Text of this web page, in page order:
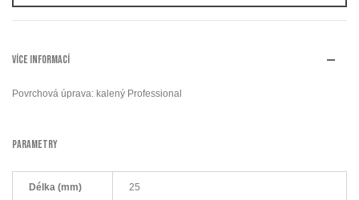
VÍCE INFORMACÍ
Povrchová úprava: kalený Professional
PARAMETRY
Délka (mm) 25